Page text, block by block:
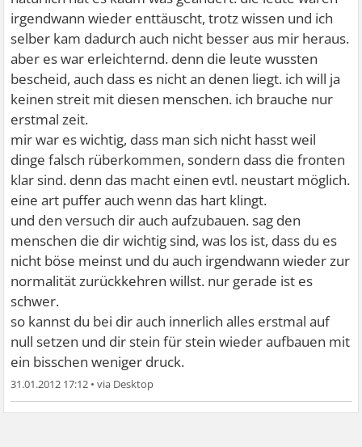
irgendwann wieder enttäuscht, trotz wissen und ich
selber kam dadurch auch nicht besser aus mir heraus.
aber es war erleichternd. denn die leute wussten
bescheid, auch dass es nicht an denen liegt. ich will ja
keinen streit mit diesen menschen. ich brauche nur
erstmal zeit.
mir war es wichtig, dass man sich nicht hasst weil
dinge falsch rüberkommen, sondern dass die fronten
klar sind. denn das macht einen evtl. neustart möglich.
eine art puffer auch wenn das hart klingt.
und den versuch dir auch aufzubauen. sag den
menschen die dir wichtig sind, was los ist, dass du es
nicht böse meinst und du auch irgendwann wieder zur
normalität zurückkehren willst. nur gerade ist es
schwer.
so kannst du bei dir auch innerlich alles erstmal auf
null setzen und dir stein für stein wieder aufbauen mit
ein bisschen weniger druck.
31.01.2012 17:12 •